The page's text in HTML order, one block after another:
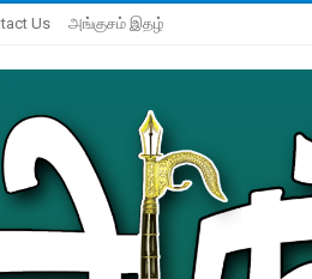
Us அங்குசம் இதழ்